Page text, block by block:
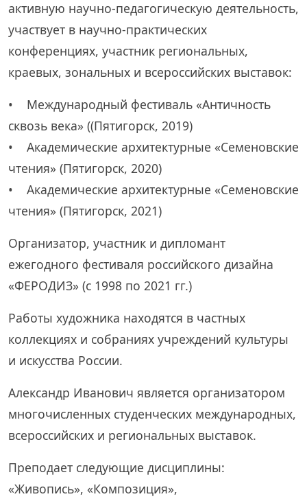
активную научно-педагогическую деятельность,
участвует в научно-практических
конференциях, участник региональных,
краевых, зональных и всероссийских выставок:
• Международный фестиваль «Античность
сквозь века» ((Пятигорск, 2019)
• Академические архитектурные «Семеновские
чтения» (Пятигорск, 2020)
• Академические архитектурные «Семеновские
чтения» (Пятигорск, 2021)
Организатор, участник и дипломант
ежегодного фестиваля российского дизайна
«ФЕРОДИЗ» (с 1998 по 2021 гг.)
Работы художника находятся в частных
коллекциях и собраниях учреждений культуры
и искусства России.
Александр Иванович является организатором
многочисленных студенческих международных,
всероссийских и региональных выставок.
Преподает следующие дисциплины:
«Живопись», «Композиция»,